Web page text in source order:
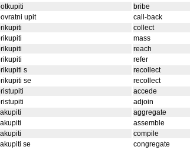
bribe
upit
call-back
collect
mass
reach
refer
s
recollect
se
recollect
accede
adjoin
aggregate
assemble
compile
se
congregate